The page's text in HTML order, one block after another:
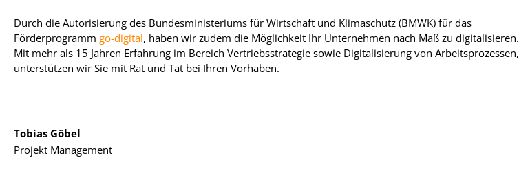
Durch die Autorisierung des Bundesministeriums für Wirtschaft und Klimaschutz (BMWK) für das
Förderprogramm go-digital, haben wir zudem die Möglichkeit Ihr Unternehmen nach Maß zu digitalisieren.
Mit mehr als 15 Jahren Erfahrung im Bereich Vertriebsstrategie sowie Digitalisierung von Arbeitsprozessen,
unterstützen wir Sie mit Rat und Tat bei Ihren Vorhaben.
Tobias Göbel
Projekt Management